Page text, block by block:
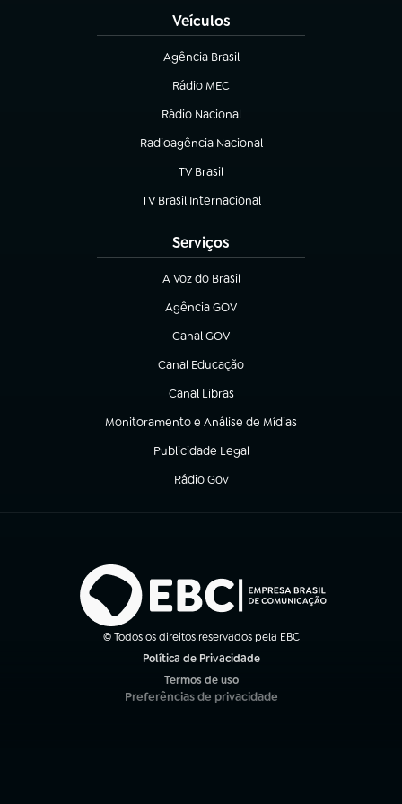
Veículos
Agência Brasil
(abre em nova aba)
Rádio MEC
(abre em nova aba)
Rádio Nacional
Radioagência Nacional
(abre em nova aba)
TV Brasil
(abre em nova aba)
TV Brasil Internacional
(abre em nova aba)
Serviços
A Voz do Brasil
(abre em nova aba)
Agência GOV
(abre em nova aba)
Canal GOV
(abre em nova aba)
Canal Educação
(abre em nova aba)
Canal Libras
(abre em nova aba)
Monitoramento e Análise de Mídias
(abre em nova aba)
Publicidade Legal
(abre em nova aba)
Rádio Gov
(abre em nova aba)
© Todos os direitos reservados pela EBC
Política de Privacidade
Termos de uso
(abre em nova aba)
Preferências de privacidade